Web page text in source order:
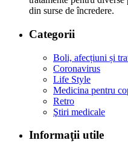
din surse de încredere.
Categorii
Boli, afecțiuni și
Coronavirus
Life Style
Medicina pentru
Retro
Ştiri medicale
Informaţii utile